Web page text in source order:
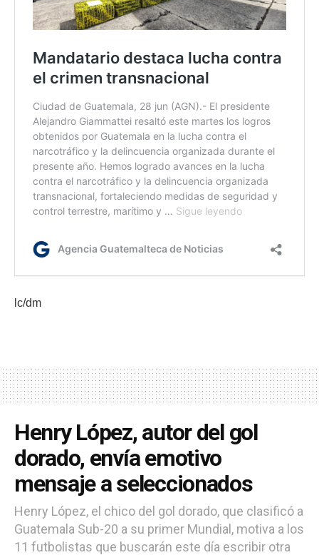
lc/dm
Henry López, autor del gol
dorado, envía emotivo
mensaje a seleccionados
Henry López, el chico del gol dorado, que clasificó a
Guatemala Sub-20 a su primer Mundial, motiva a los
11 futbolistas que buscarán este día escribir otra